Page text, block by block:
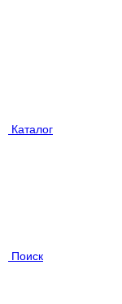
Каталог
Поиск